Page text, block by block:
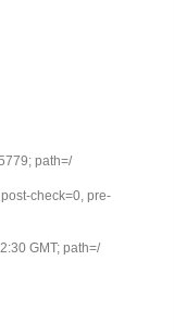
path=/
check=0, pre-
GMT; path=/